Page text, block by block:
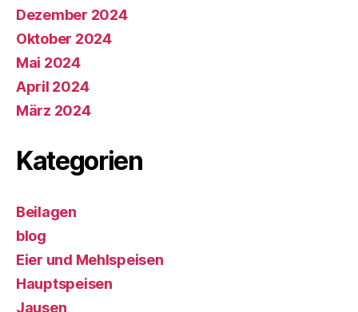
Dezember 2024
Oktober 2024
Mai 2024
April 2024
März 2024
Kategorien
Beilagen
blog
Eier und Mehlspeisen
Hauptspeisen
Jausen